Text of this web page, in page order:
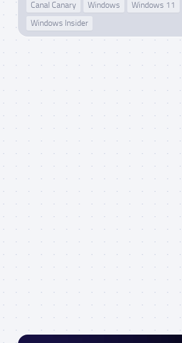
Canal Canary Windows
Windows 11
Windows Insider